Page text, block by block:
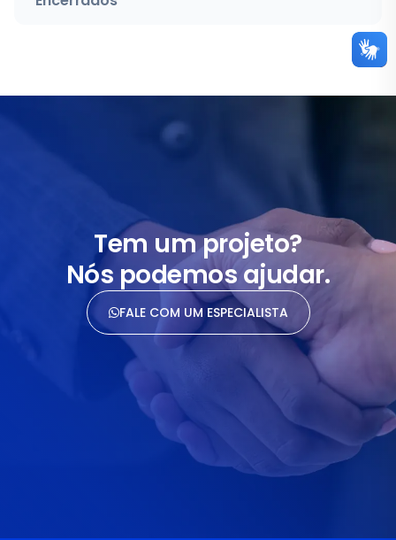
Tem um projeto?
Nós podemos ajudar.
FALE COM UM ESPECIALISTA